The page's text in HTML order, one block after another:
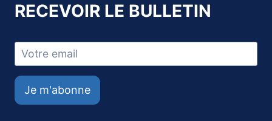
RECEVOIR LE BULLETIN
Je m'abonne